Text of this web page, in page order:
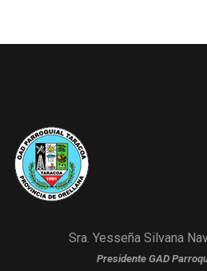
Sra. Yesseña Silvana
Presidente GAD